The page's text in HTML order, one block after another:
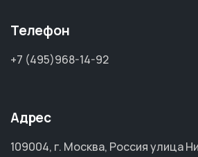
Телефон
+7 (495)968-14-92
Адрес
109004, г. Москва, Россия улица